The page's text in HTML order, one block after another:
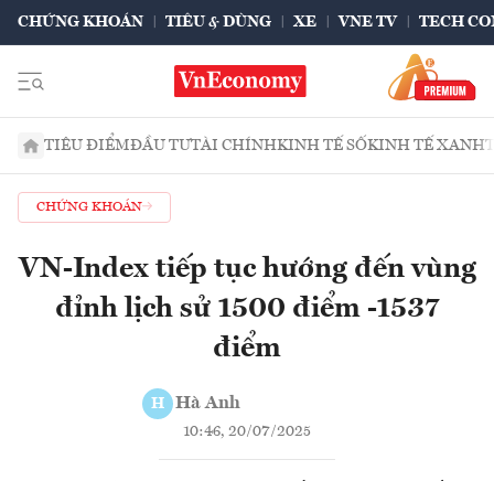
CHỨNG KHOÁN TIÊU & DÙNG XE VNE TV TECH
TIÊU ĐIỂMĐẦU TƯTÀI CHÍNHKINH TẾ SỐKINH TẾ XANH
CHỨNG KHOÁN
VN-Index tiếp tục hướng đến vùng
đỉnh lịch sử 1500 điểm -1537
điểm
H Hà Anh
10:46, 20/07/2025